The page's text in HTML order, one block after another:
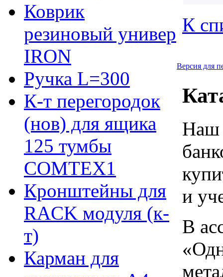
Коврик
резиновый универ
IRON
Ручка L=300
К-т перегородок
(нов) для ящика
125 тумбы
COMTEX1
Кронштейны для
RACK модуля (к-
т)
Карман для
К
Версия для
Наш
и
В